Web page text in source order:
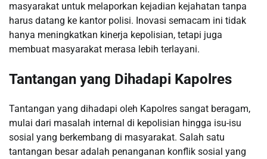
masyarakat untuk melaporkan kejadian kejahatan tanpa
harus datang ke kantor polisi. Inovasi semacam ini tidak
hanya meningkatkan kinerja kepolisian, tetapi juga
membuat masyarakat merasa lebih terlayani.
Tantangan yang Dihadapi Kapolres
Tantangan yang dihadapi oleh Kapolres sangat beragam,
mulai dari masalah internal di kepolisian hingga isu-isu
sosial yang berkembang di masyarakat. Salah satu
tantangan besar adalah penanganan konflik sosial yang